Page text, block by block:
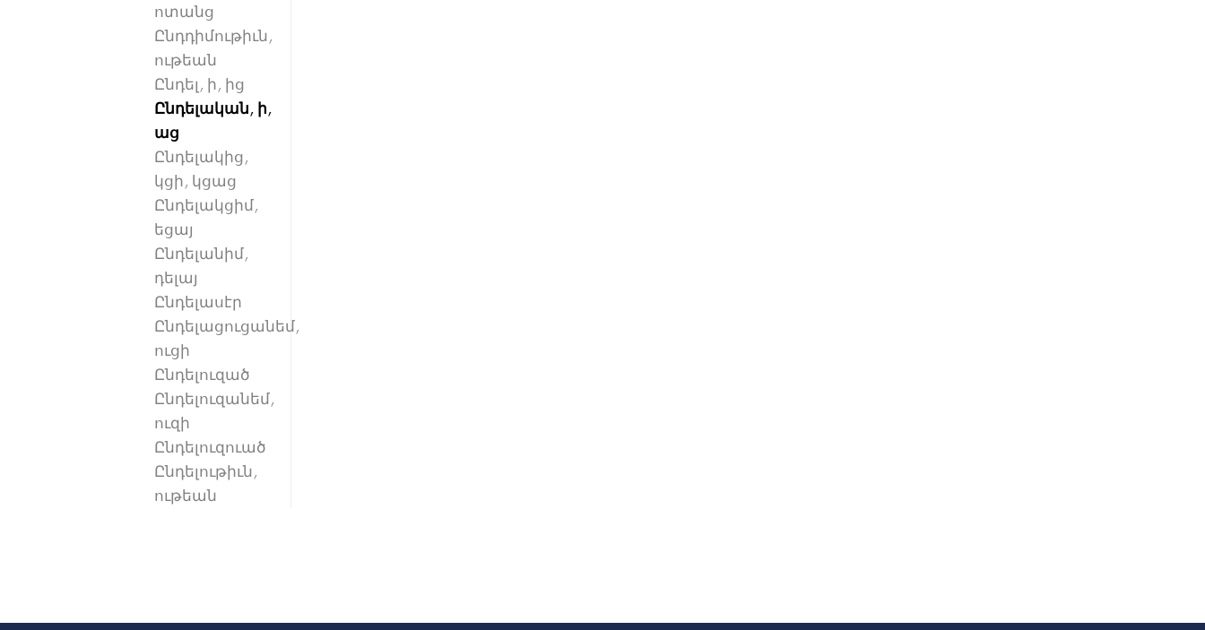
ոտանց
Ընդդիմութիւն,
ութեան
Ընդել, ի, ից
Ընդելական, ի,
աց
Ընդելակից,
կցի, կցաց
Ընդելակցիմ,
եցայ
Ընդելանիմ,
դելայ
Ընդելասէր
Ընդելացուցանեմ,
ուցի
Ընդելուզած
Ընդելուզանեմ,
ուզի
Ընդելուզուած
Ընդելութիւն,
ութեան